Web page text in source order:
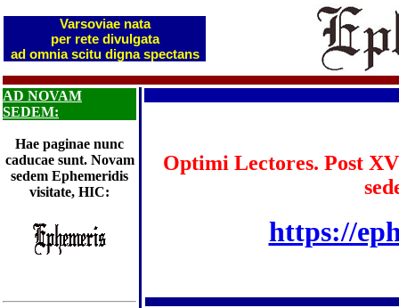
Varsoviae nata
per rete divulgata
ad omnia scitu digna spectans
AD NOVAM
SEDEM:
Hae paginae nunc
caducae sunt. Novam
sedem Ephemeridis
visitate, HIC:
Optimi Lectores. Post
https://